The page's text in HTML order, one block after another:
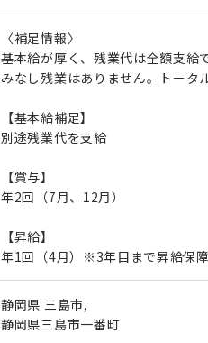
〈補足情報〉
基本給が厚く、残業代は全額支給で
みなし残業はありません。トータ
【基本給補足】
別途残業代を支給
【賞与】
年2回（7月、12月）
【昇給】
年1回（4月）※3年目まで昇給保
静岡県 三島市,
静岡県三島市一番町